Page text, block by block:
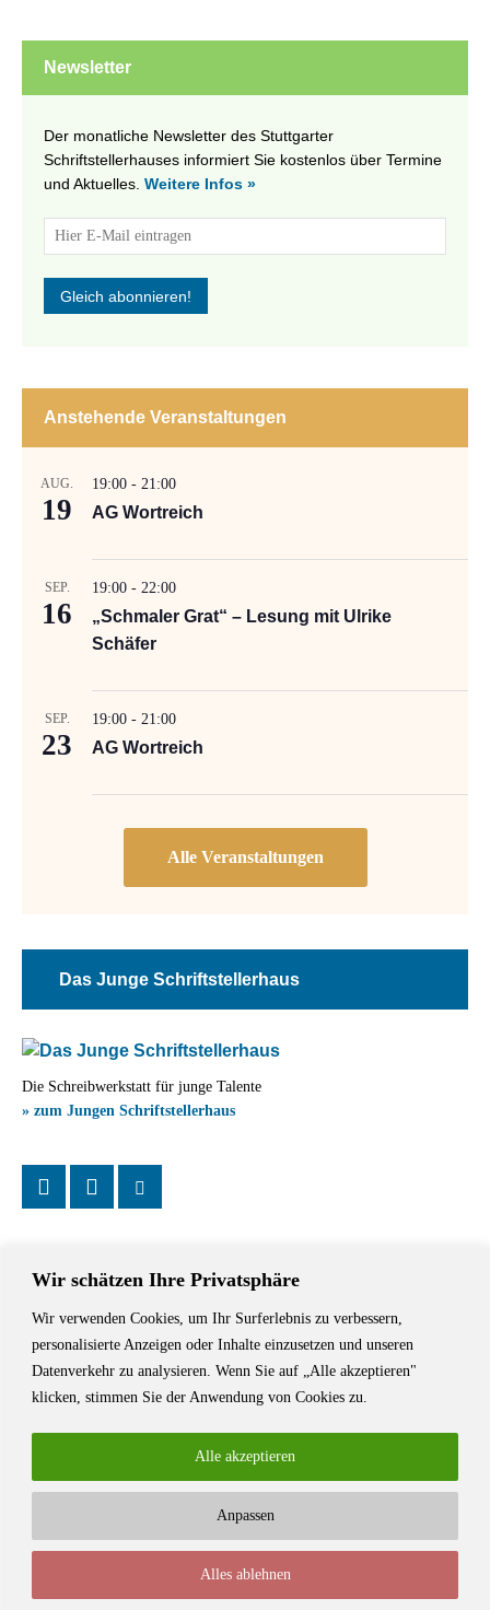
Wir schätzen Ihre Privatsphäre
Wir verwenden Cookies, um Ihr Surferlebnis zu verbessern,
personalisierte Anzeigen oder Inhalte einzusetzen und unseren
Datenverkehr zu analysieren. Wenn Sie auf „Alle akzeptieren"
klicken, stimmen Sie der Anwendung von Cookies zu.
Anpassen
Alles ablehnen
Alle akzeptieren
Newsletter
Der monatliche Newsletter des Stuttgarter
Schriftstellerhauses informiert Sie kostenlos über Termine
und Aktuelles. Weitere Infos »
Anstehende Veranstaltungen
AUG.
19
19:00 - 21:00
AG Wortreich
SEP.
16
19:00 - 22:00
„Schmaler Grat“ – Lesung mit Ulrike
Schäfer
SEP.
23
19:00 - 21:00
AG Wortreich
Das Junge Schriftstellerhaus
Die Schreibwerkstatt für junge Talente
» zum Jungen Schriftstellerhaus
Das Schriftstellerhaus ist ein beliebter Treffpunkt für Autorinnen und
Autoren aus Stuttgart und der Region sowie ein Veranstaltungsort für
Lesungen, Tagungen und Schreibwerkstätten.
© Stuttgarter Schriftstellerhaus
Impressum / Kontakt